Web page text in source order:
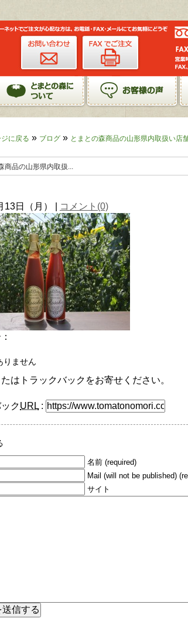
ジに戻る » ブログ » とまとの森商品の山形県内取扱い店
商品の山形県内取扱...
13日（月） |
コメント(0)
りません
はトラックバックをお寄せください。
クURL :
名前 (required)
Mail (will not be published)
サイト